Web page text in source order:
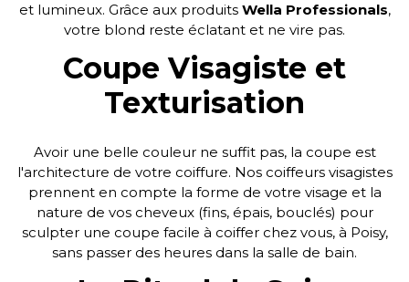
et lumineux. Grâce aux produits Wella Professionals,
votre blond reste éclatant et ne vire pas.
Coupe Visagiste et
Texturisation
Avoir une belle couleur ne suffit pas, la coupe est
l'architecture de votre coiffure. Nos coiffeurs visagistes
prennent en compte la forme de votre visage et la
nature de vos cheveux (fins, épais, bouclés) pour
sculpter une coupe facile à coiffer chez vous, à Poisy,
sans passer des heures dans la salle de bain.